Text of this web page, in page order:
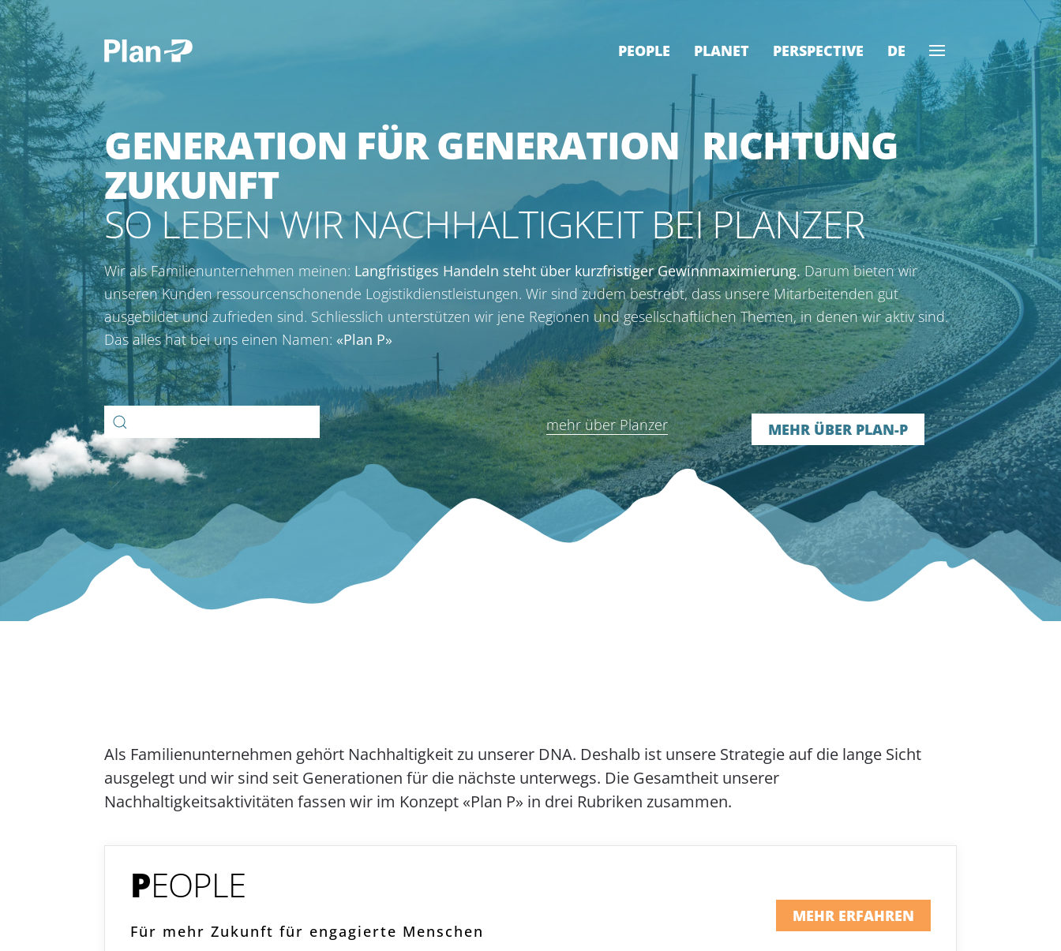
PEOPLE PLANET PERSPECTIVE DE
GENERA­TION FÜR GENERA­TION RICH­TUNG
ZU­KUNFT
SO LEBEN WIR NACHHALTIGKEIT BEI PLANZER
Wir als Familienunternehmen meinen: Langfristiges Handeln steht über kurzfristiger Gewinnmaximierung. Darum bieten wir
unseren Kunden ressourcenschonende Logistikdienstleistungen. Wir sind zudem bestrebt, dass unsere Mitarbeitenden gut
ausgebildet und zufrieden sind. Schliesslich unterstützen wir jene Regionen und gesellschaftlichen Themen, in denen wir aktiv sind.
Das alles hat bei uns einen Namen: «Plan P»
Search
for:
mehr über Planzer MEHR ÜBER PLAN-P
Als Familienunternehmen gehört Nachhaltigkeit zu unserer DNA. Deshalb ist unsere Strategie auf die lange Sicht
ausgelegt und wir sind seit Generationen für die nächste unterwegs. Die Gesamtheit unserer
Nachhaltigkeitsaktivitäten fassen wir im Konzept «Plan P» in drei Rubriken zusammen.
PEOPLE
Für mehr Zukunft für engagierte Menschen
MEHR ERFAHREN